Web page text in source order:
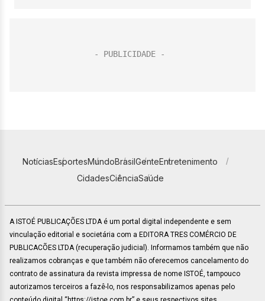
NotíciasEsportesMundoBrasilGenteEntretenimento
CidadesCiênciaSaúde
A ISTOÉ PUBLICAÇÕES LTDA é um portal digital independente e sem
vinculação editorial e societária com a EDITORA TRES COMÉRCIO DE
PUBLICACÕES LTDA (recuperação judicial). Informamos também que não
realizamos cobranças e que também não oferecemos cancelamento do
contrato de assinatura da revista impressa de nome ISTOÉ, tampouco
autorizamos terceiros a fazê-lo, nos responsabilizamos apenas pelo